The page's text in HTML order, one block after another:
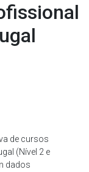
de cursos
(Nível 2 e
dados